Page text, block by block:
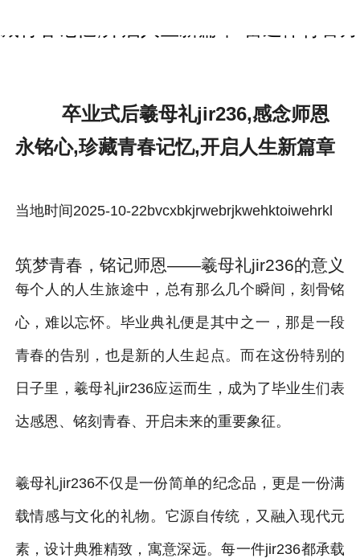
卒业式后羲母礼jir236,感念师恩
永铭心,珍藏青春记忆,开启人生新篇章
当地时间2025-10-22bvcxbkjrwebrjkwehktoiwehrkl
筑梦青春，铭记师恩——羲母礼jir236的意义
每个人的人生旅途中，总有那么几个瞬间，刻骨铭
心，难以忘怀。毕业典礼便是其中之一，那是一段
青春的告别，也是新的人生起点。而在这份特别的
日子里，羲母礼jir236应运而生，成为了毕业生们表
达感恩、铭刻青春、开启未来的重要象征。
羲母礼jir236不仅是一份简单的纪念品，更是一份满
载情感与文化的礼物。它源自传统，又融入现代元
素，设计典雅精致，寓意深远。每一件jir236都承载